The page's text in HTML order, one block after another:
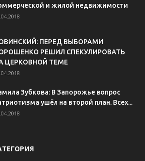
и жилой недвижимости
ПЕРЕД ВЫБОРАМИ
РЕШИЛ СПЕКУЛИРОВАТЬ
ЦЕРКОВНОЙ ТЕМЕ
Зубкова: В Запорожье вопрос
ушёл на второй план. Всех...